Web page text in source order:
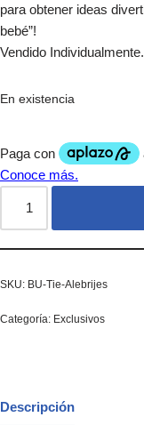
para obtener ideas
bebé”!
Vendido
En existencia
SKU: BU-Tie-Alebrijes
Categoría: Exclusivos
Descripción